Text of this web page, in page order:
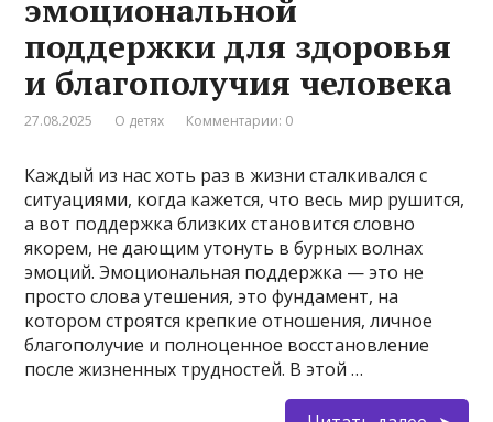
эмоциональной
поддержки для здоровья
и благополучия человека
27.08.2025 О детях Комментарии: 0
Каждый из нас хоть раз в жизни сталкивался с
ситуациями, когда кажется, что весь мир рушится,
а вот поддержка близких становится словно
якорем, не дающим утонуть в бурных волнах
эмоций. Эмоциональная поддержка — это не
просто слова утешения, это фундамент, на
котором строятся крепкие отношения, личное
благополучие и полноценное восстановление
после жизненных трудностей. В этой …